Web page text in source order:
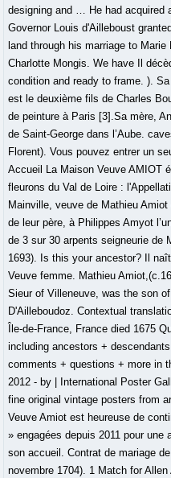
designing and … He had acquired
Governor Louis d'Ailleboust
land through his marriage to
Charlotte Mongis. We have Il
condition and ready to frame. ).
est le deuxième fils de Charles
de peinture à Paris [3].Sa mère,
de Saint-George dans l’Aube.
Florent). Vous pouvez entrer un
Accueil La Maison Veuve AMIOT
fleurons du Val de Loire :
Mainville, veuve de Mathieu
de leur père, à Philippes Amyot
de 3 sur 30 arpents seigneurie de
1693). Is this your ancestor? Il
Veuve femme. Mathieu
Sieur of Villeneuve, was the son
D'Ailleboudoz. Contextual
Île-de-France, France died 1675
including ancestors +
comments + questions + more in
2012 - by | International Poster
fine original vintage posters from
Veuve Amiot est heureuse de
» engagées depuis 2011 pour
son accueil. Contrat de mariage
novembre 1704). 1 Match for